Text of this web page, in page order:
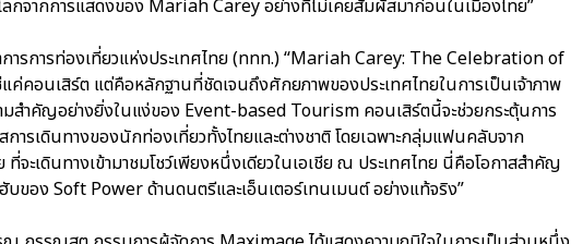
ลกจากการแสดงของ Mariah Carey อย่างที่ไม่เคยสัมผัสมาก่อนในเมืองไทย”
การการท่องเที่ยวแห่งประเทศไทย (ททท.) “Mariah Carey: The Celebration of
คอนเสิร์ต แต่คือหลักฐานที่ชัดเจนถึงศักยภาพของประเทศไทยในการเป็นเจ้าภาพ
มสำคัญอย่างยิ่งในแง่ของ Event-based Tourism คอนเสิร์ตนี้จะช่วยกระตุ้นการ
การเดินทางของนักท่องเที่ยวทั้งไทยและต่างชาติ โดยเฉพาะกลุ่มแฟนคลับจาก
ที่จะเดินทางเข้ามาชมโชว์เพียงหนึ่งเดียวในเอเชีย ณ ประเทศไทย นี่คือโอกาสสำคัญ
บของ Soft Power ด้านดนตรีและเอ็นเตอร์เทนเมนต์ อย่างแท้จริง”